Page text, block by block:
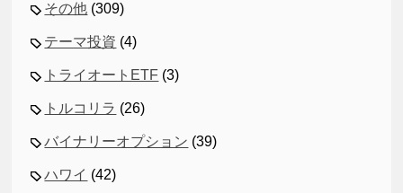
その他 (309)
テーマ投資 (4)
トライオートETF (3)
トルコリラ (26)
バイナリーオプション (39)
ハワイ (42)